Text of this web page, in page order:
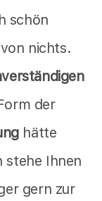
schön
nichts.
der
hätte
stehe Ihnen
gern zur